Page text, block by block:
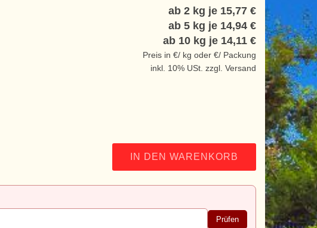
ab 2 kg je 15,77 €
ab 5 kg je 14,94 €
ab 10 kg je 14,11 €
Preis in €/ kg oder €/ Packung
inkl. 10% USt. zzgl. Versand
IN DEN WARENKORB
Prüfen